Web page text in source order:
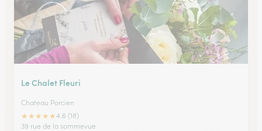
Le Chalet Fleuri
Chateau Porcien
★★★★★4.6 (18)
39 rue de la sommevue